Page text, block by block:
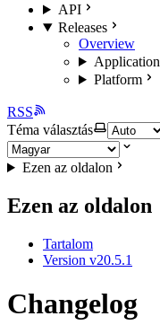
API
Releases
Overview
Application
Platform
RSS
Téma választás
Ezen az oldalon
Ezen az oldalon
Tartalom
Version v20.5.1
Changelog